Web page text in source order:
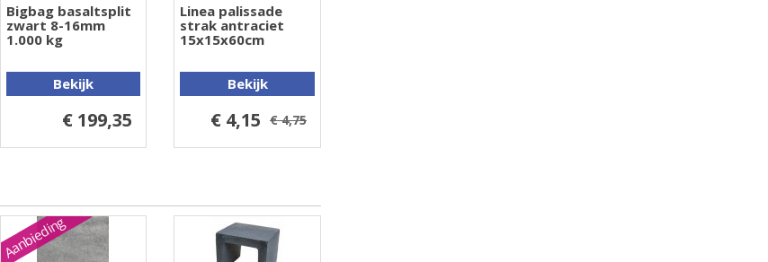
Bigbag basaltsplit
zwart 8-16mm
1.000 kg
Bekijk
€ 199,35
Linea palissade
strak antraciet
15x15x60cm
Bekijk
€ 4,15 € 4,75
Aanbieding